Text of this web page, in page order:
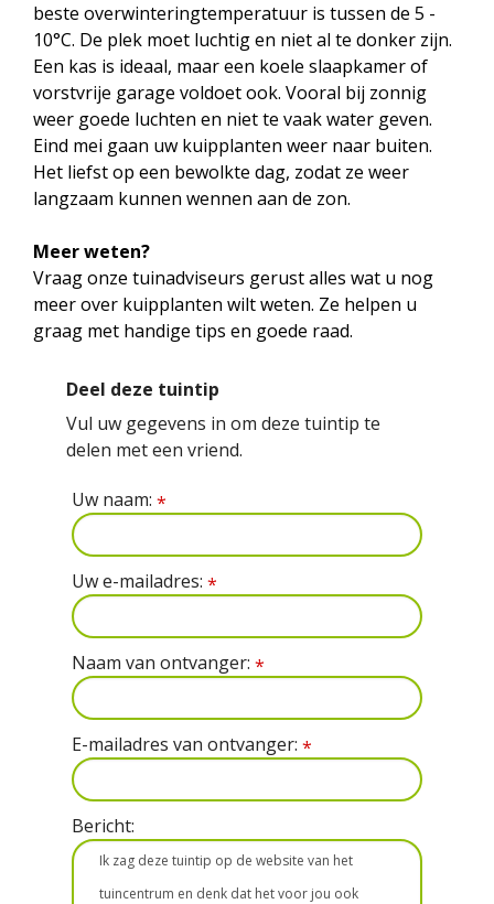
beste overwinteringtemperatuur is tussen de 5 -
10°C. De plek moet luchtig en niet al te donker zijn.
Een kas is ideaal, maar een koele slaapkamer of
vorstvrije garage voldoet ook. Vooral bij zonnig
weer goede luchten en niet te vaak water geven.
Eind mei gaan uw kuipplanten weer naar buiten.
Het liefst op een bewolkte dag, zodat ze weer
langzaam kunnen wennen aan de zon.
Meer weten?
Vraag onze tuinadviseurs gerust alles wat u nog
meer over kuipplanten wilt weten. Ze helpen u
graag met handige tips en goede raad.
Deel deze tuintip
Vul uw gegevens in om deze tuintip te
delen met een vriend.
Uw naam: *
Uw e-mailadres: *
Naam van ontvanger: *
E-mailadres van ontvanger: *
Bericht: